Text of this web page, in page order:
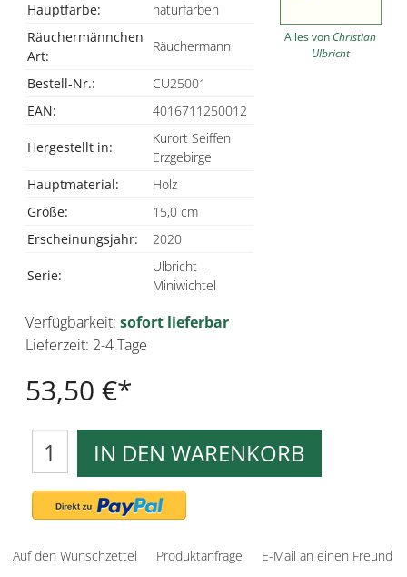
Hauptfarbe:
naturfarben
Räuchermännchen
Art:
Räuchermann
Bestell-Nr.:
CU25001
EAN:
4016711250012
Hergestellt in:
Kurort Seiffen
Erzgebirge
Hauptmaterial:
Holz
Größe:
15,0 cm
Erscheinungsjahr:
2020
Serie:
Ulbricht -
Miniwichtel
Alles von Christian
Ulbricht
Verfügbarkeit: sofort lieferbar
Lieferzeit: 2-4 Tage
53,50 €
IN DEN WARENKORB
Auf den Wunschzettel Produktanfrage E-Mail an einen Freund